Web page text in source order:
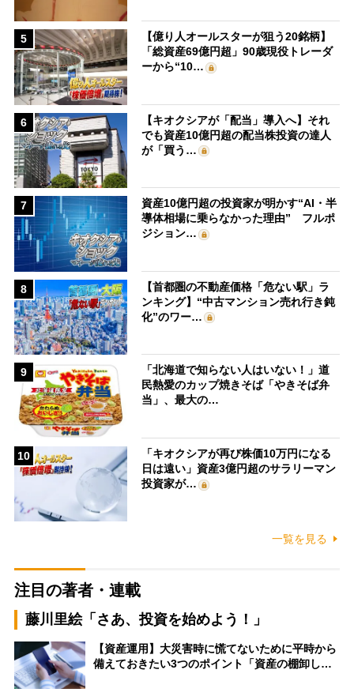
5
【億り人オールスターが狙う20銘柄】
「総資産69億円超」90歳現役トレーダ
ーから“10…
6
【キオクシアが「配当」導入へ】それ
でも資産10億円超の配当株投資の達人
が「買う…
7
資産10億円超の投資家が明かす“AI・半
導体相場に乗らなかった理由” フルポ
ジション…
8
【首都圏の不動産価格「危ない駅」ラ
ンキング】“中古マンション売れ行き鈍
化”のワー…
9
「北海道で知らない人はいない！」道
民熱愛のカップ焼きそば「やきそば弁
当」、最大の…
10
「キオクシアが再び株価10万円になる
日は遠い」資産3億円超のサラリーマン
投資家が…
一覧を見る
注目の著者・連載
藤川里絵「さあ、投資を始めよう！」
【資産運用】大災害時に慌てないために平時から
備えておきたい3つのポイント「資産の棚卸し…